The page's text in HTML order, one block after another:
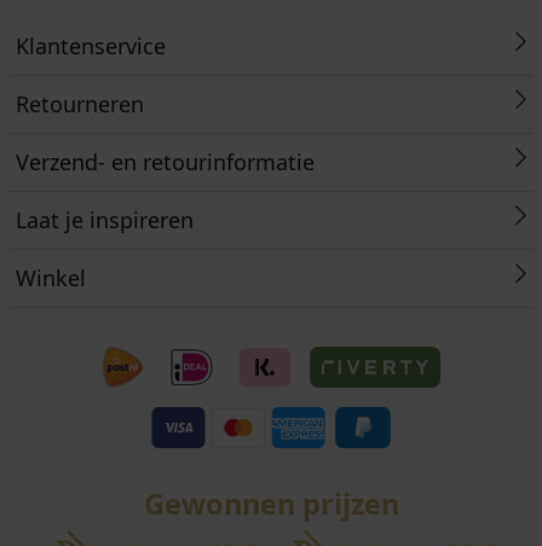
Klantenservice
Retourneren
Verzend- en retourinformatie
Laat je inspireren
Winkel
Gewonnen prijzen